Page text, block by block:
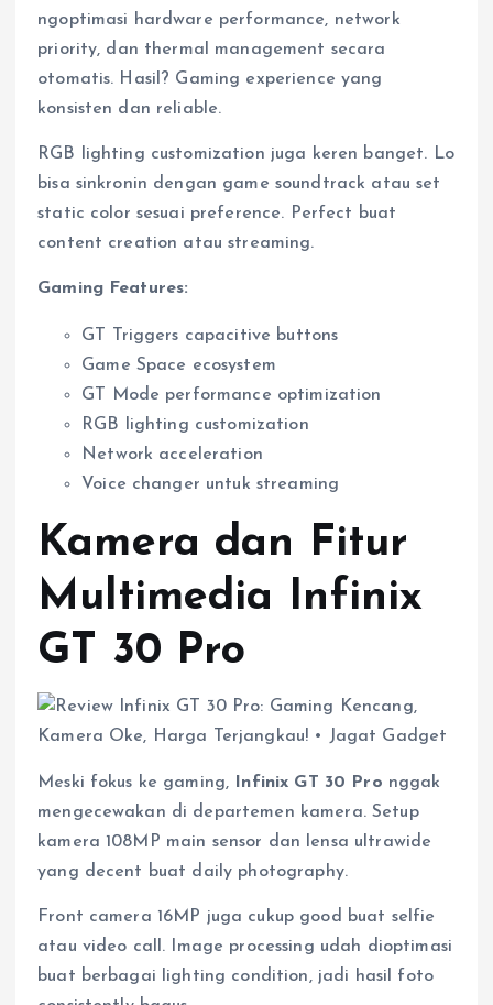
ngoptimasi hardware performance, network
priority, dan thermal management secara
otomatis. Hasil? Gaming experience yang
konsisten dan reliable.
RGB lighting customization juga keren banget. Lo
bisa sinkronin dengan game soundtrack atau set
static color sesuai preference. Perfect buat
content creation atau streaming.
Gaming Features:
GT Triggers capacitive buttons
Game Space ecosystem
GT Mode performance optimization
RGB lighting customization
Network acceleration
Voice changer untuk streaming
Kamera dan Fitur
Multimedia Infinix
GT 30 Pro
Meski fokus ke gaming, Infinix GT 30 Pro nggak
mengecewakan di departemen kamera. Setup
kamera 108MP main sensor dan lensa ultrawide
yang decent buat daily photography.
Front camera 16MP juga cukup good buat selfie
atau video call. Image processing udah dioptimasi
buat berbagai lighting condition, jadi hasil foto